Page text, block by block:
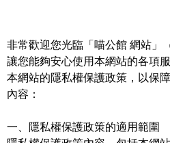
非常歡迎您光臨「喵公館 網站」
讓您能夠安心使用本網站的各項
本網站的隱私權保護政策，以保
內容：
一、隱私權保護政策的適用範圍